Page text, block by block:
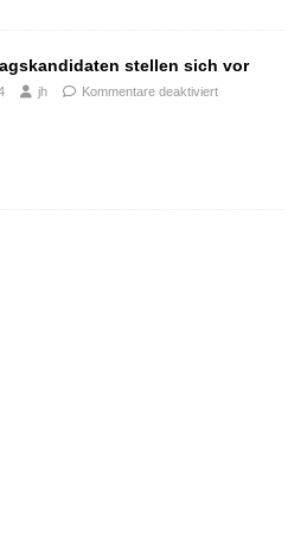
stellen sich vor
jh Kommentare deaktiviert